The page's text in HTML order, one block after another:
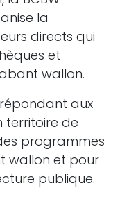
la
directs qui
et
wallon.
aux
territoire de
programmes
wallon et pour
publique.